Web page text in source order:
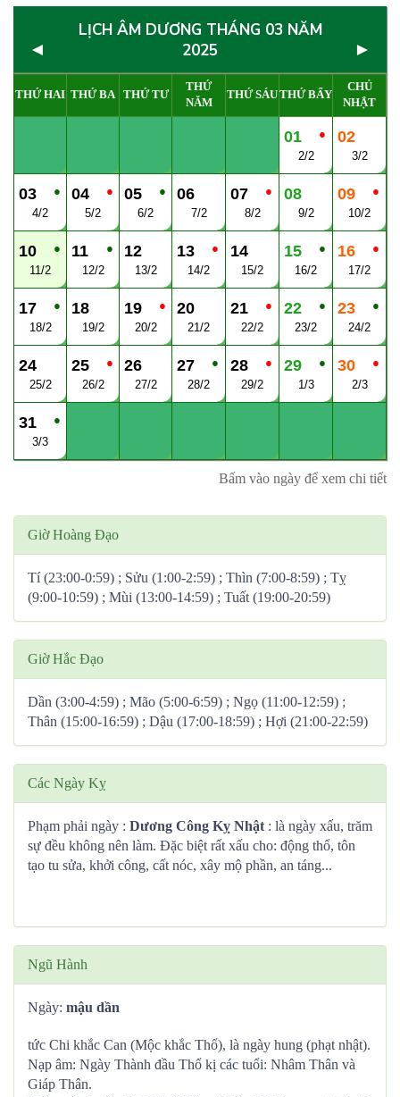
◄
LỊCH ÂM DƯƠNG THÁNG 03 NĂM
2025
►
THỨ HAI THỨ BA THỨ TƯ
THỨ
NĂM
THỨ SÁUTHỨ BẨY
CHỦ
NHẬT
●
01
2/2
02
3/2
●
03
4/2
●
04
5/2
●
05
6/2
06
7/2
●
07
8/2
08
9/2
●
09
10/2
●
10
11/2
●
11
12/2
12
13/2
●
13
14/2
14
15/2
●
15
16/2
●
16
17/2
●
17
18/2
18
19/2
●
19
20/2
20
21/2
●
21
22/2
●
22
23/2
●
23
24/2
24
25/2
●
25
26/2
26
27/2
●
27
28/2
●
28
29/2
●
29
1/3
●
30
2/3
●
31
3/3
Bấm vào ngày để xem chi tiết
Giờ Hoàng Đạo
Tí (23:00-0:59) ; Sửu (1:00-2:59) ; Thìn (7:00-8:59) ; Tỵ
(9:00-10:59) ; Mùi (13:00-14:59) ; Tuất (19:00-20:59)
Giờ Hắc Đạo
Dần (3:00-4:59) ; Mão (5:00-6:59) ; Ngọ (11:00-12:59) ;
Thân (15:00-16:59) ; Dậu (17:00-18:59) ; Hợi (21:00-22:59)
Các Ngày Kỵ
Phạm phải ngày : Dương Công Kỵ Nhật : là ngày xấu, trăm
sự đều không nên làm. Đặc biệt rất xấu cho: động thổ, tôn
tạo tu sửa, khởi công, cất nóc, xây mộ phần, an táng...
Ngũ Hành
Ngày: mậu dần
tức Chi khắc Can (Mộc khắc Thổ), là ngày hung (phạt nhật).
Nạp âm: Ngày Thành đầu Thổ kị các tuổi: Nhâm Thân và
Giáp Thân.